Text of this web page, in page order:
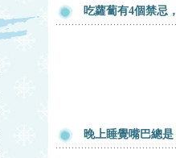
吃蘿蔔有4個禁忌
晚上睡覺嘴巴總